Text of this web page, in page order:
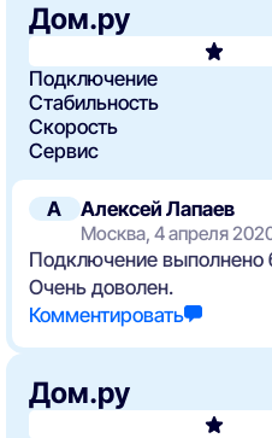
А Алексей Лапаев
Москва, 4 апреля
Подключение выполнено
Очень доволен.
Комментировать
Дом.ру
Подключение
Стабильность
Скорость
Сервис
Дом.ру